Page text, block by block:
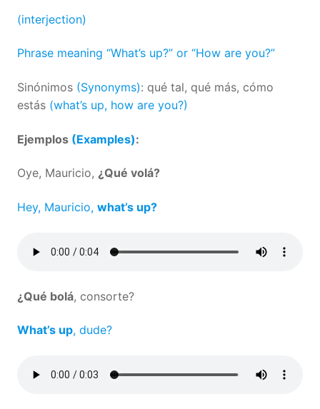
(interjection)
Phrase meaning “What’s up?” or “How are you?”
Sinónimos (Synonyms): qué tal, qué más, cómo
estás (what’s up, how are you?)
Ejemplos (Examples):
Oye, Mauricio, ¿Qué volá?
Hey, Mauricio, what’s up?
¿Qué bolá, consorte?
What’s up, dude?